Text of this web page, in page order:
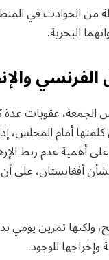
من الحوادث في
البحرية.
الجمعة، عقوبات
أمام المجلس،
أهمية عدم ربط
أفغانستان، على
ولكنها تمرين يومي
وإخراجها للوجود.